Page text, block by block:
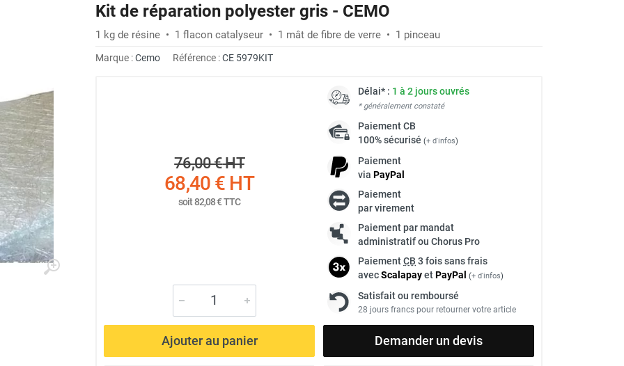
Kit de réparation polyester gris - CEMO
1 kg de résine • 1 flacon catalyseur • 1 mât de fibre de verre • 1 pinceau
Marque :Cemo Référence :CE 5979KIT
76,00 €HT
68,40 € HT
soit82,08 €TTC
Délai* : 1 à 2 jours ouvrés
* généralement constaté
PaiementCB
100% sécurisé (+ d'infos)
Paiement
via PayPal
Paiement
par virement
Paiement par mandat
administratif ou Chorus Pro
PaiementCB 3 fois sans frais
avecScalapayetPayPal (+ d'infos)
Satisfait ou remboursé
28 jours francs pour retourner votre article
Ajouter au panier Demander un devis